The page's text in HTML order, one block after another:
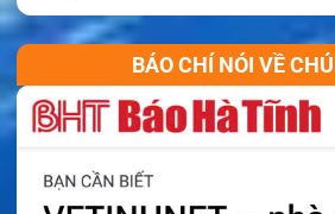
Độ bền của Model 84-210
Model 84-210được thiết kế để
trường biển khắc nghiệt.
Chống rung tốt.
BÁO CHÍ NÓI VỀ